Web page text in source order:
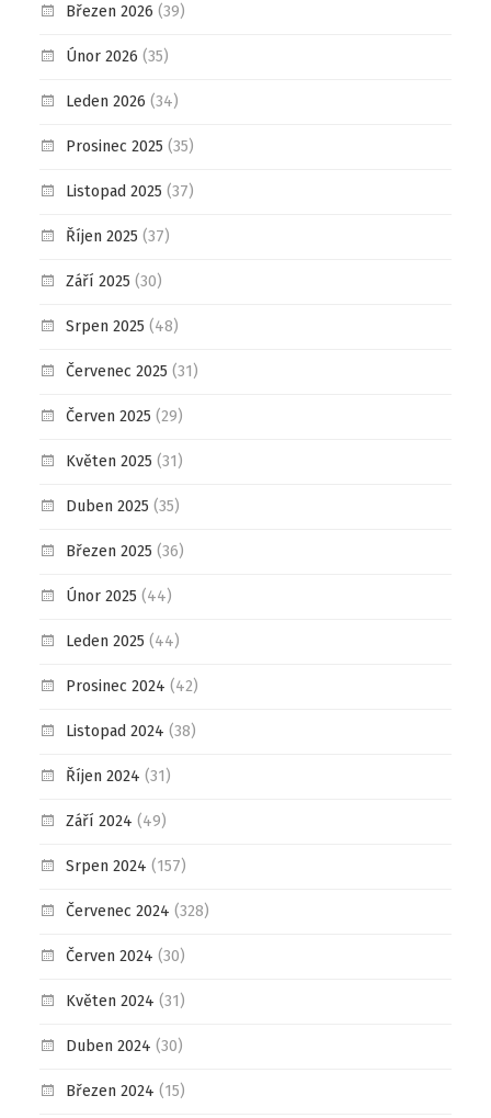
Březen 2026 (39)
Únor 2026 (35)
Leden 2026 (34)
Prosinec 2025 (35)
Listopad 2025 (37)
Říjen 2025 (37)
Září 2025 (30)
Srpen 2025 (48)
Červenec 2025 (31)
Červen 2025 (29)
Květen 2025 (31)
Duben 2025 (35)
Březen 2025 (36)
Únor 2025 (44)
Leden 2025 (44)
Prosinec 2024 (42)
Listopad 2024 (38)
Říjen 2024 (31)
Září 2024 (49)
Srpen 2024 (157)
Červenec 2024 (328)
Červen 2024 (30)
Květen 2024 (31)
Duben 2024 (30)
Březen 2024 (15)